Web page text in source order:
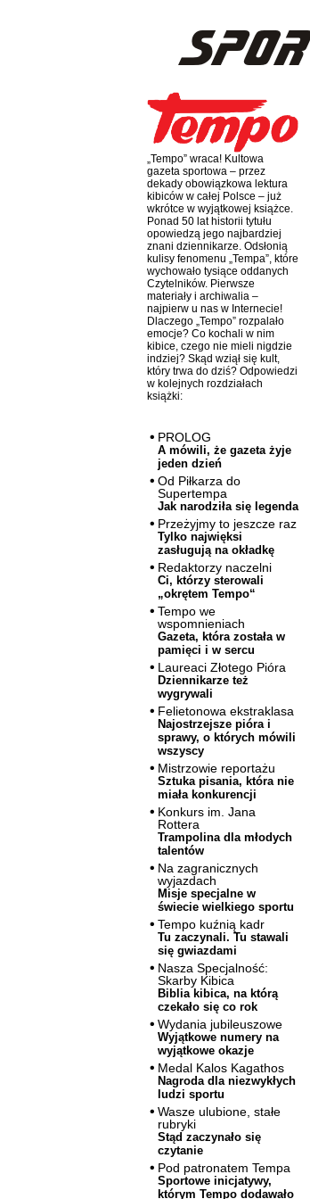
„Tempo” wraca! Kultowa
gazeta sportowa – przez
dekady obowiązkowa lektura
kibiców w całej Polsce – już
wkrótce w wyjątkowej książce.
Ponad 50 lat historii tytułu
opowiedzą jego najbardziej
znani dziennikarze. Odsłonią
kulisy fenomenu „Tempa”, które
wychowało tysiące oddanych
Czytelników. Pierwsze
materiały i archiwalia –
najpierw u nas w Internecie!
Dlaczego „Tempo” rozpalało
emocje? Co kochali w nim
kibice, czego nie mieli nigdzie
indziej? Skąd wziął się kult,
który trwa do dziś? Odpowiedzi
w kolejnych rozdziałach
książki:
PROLOG
A mówili, że gazeta żyje
jeden dzień
Od Piłkarza do
Supertempa
Jak narodziła się legenda
Przeżyjmy to jeszcze raz
Tylko najwięksi
zasługują na okładkę
Redaktorzy naczelni
Ci, którzy sterowali
„okrętem Tempo“
Tempo we
wspomnieniach
Gazeta, która została w
pamięci i w sercu
Laureaci Złotego Pióra
Dziennikarze też
wygrywali
Felietonowa ekstraklasa
Najostrzejsze pióra i
sprawy, o których mówili
wszyscy
Mistrzowie reportażu
Sztuka pisania, która nie
miała konkurencji
Konkurs im. Jana
Rottera
Trampolina dla młodych
talentów
Na zagranicznych
wyjazdach
Misje specjalne w
świecie wielkiego sportu
Tempo kuźnią kadr
Tu zaczynali. Tu stawali
się gwiazdami
Nasza Specjalność:
Skarby Kibica
Biblia kibica, na którą
czekało się co rok
Wydania jubileuszowe
Wyjątkowe numery na
wyjątkowe okazje
Medal Kalos Kagathos
Nagroda dla niezwykłych
ludzi sportu
Wasze ulubione, stałe
rubryki
Stąd zaczynało się
czytanie
Pod patronatem Tempa
Sportowe inicjatywy,
którym Tempo dodawało